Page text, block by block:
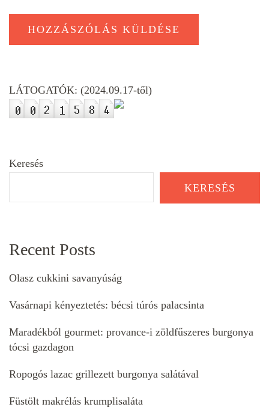
LÁTOGATÓK: (2024.09.17-től)
Keresés
KERESÉS
Recent Posts
Olasz cukkini savanyúság
Vasárnapi kényeztetés: bécsi túrós palacsinta
Maradékból gourmet: provance-i zöldfűszeres burgonya
tócsi gazdagon
Ropogós lazac grillezett burgonya salátával
Füstölt makrélás krumplisaláta